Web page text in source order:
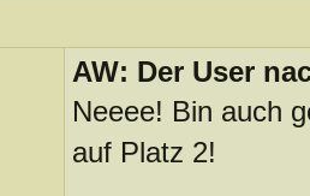
AW: Der User
Neeee! Bin auch
auf Platz 2!